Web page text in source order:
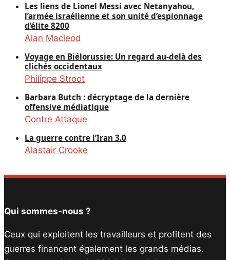
Les liens de Lionel Messi avec Netanyahou,
l’armée israélienne et son unité d’espionnage
d’élite 8200
Alan Macleod
Voyage en Biélorussie: Un regard au-delà des
clichés occidentaux
Philippe Stroot
Barbara Butch : décryptage de la dernière
offensive médiatique
Contre Attaque
La guerre contre l’Iran 3.0
Alastair Crooke
Qui sommes-nous ?
Ceux qui exploitent les travailleurs et profitent des
guerres financent également les grands médias.